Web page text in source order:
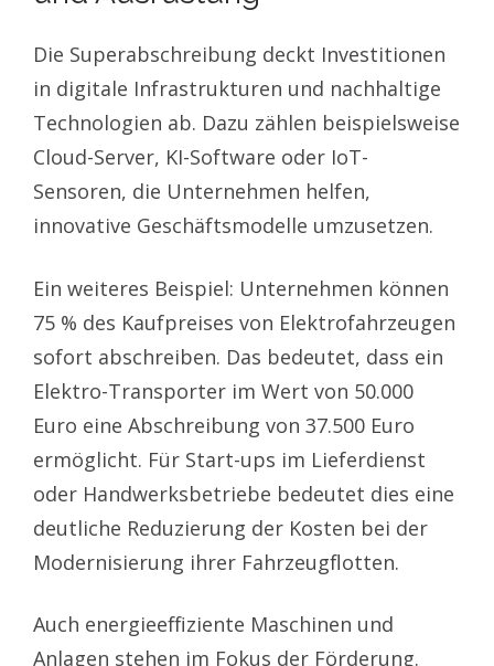
Die Superabschreibung deckt Investitionen
in digitale Infrastrukturen und nachhaltige
Technologien ab. Dazu zählen beispielsweise
Cloud-Server, KI-Software oder IoT-
Sensoren, die Unternehmen helfen,
innovative Geschäftsmodelle umzusetzen.
Ein weiteres Beispiel: Unternehmen können
75 % des Kaufpreises von Elektrofahrzeugen
sofort abschreiben. Das bedeutet, dass ein
Elektro-Transporter im Wert von 50.000
Euro eine Abschreibung von 37.500 Euro
ermöglicht. Für Start-ups im Lieferdienst
oder Handwerksbetriebe bedeutet dies eine
deutliche Reduzierung der Kosten bei der
Modernisierung ihrer Fahrzeugflotten.
Auch energieeffiziente Maschinen und
Anlagen stehen im Fokus der Förderung.